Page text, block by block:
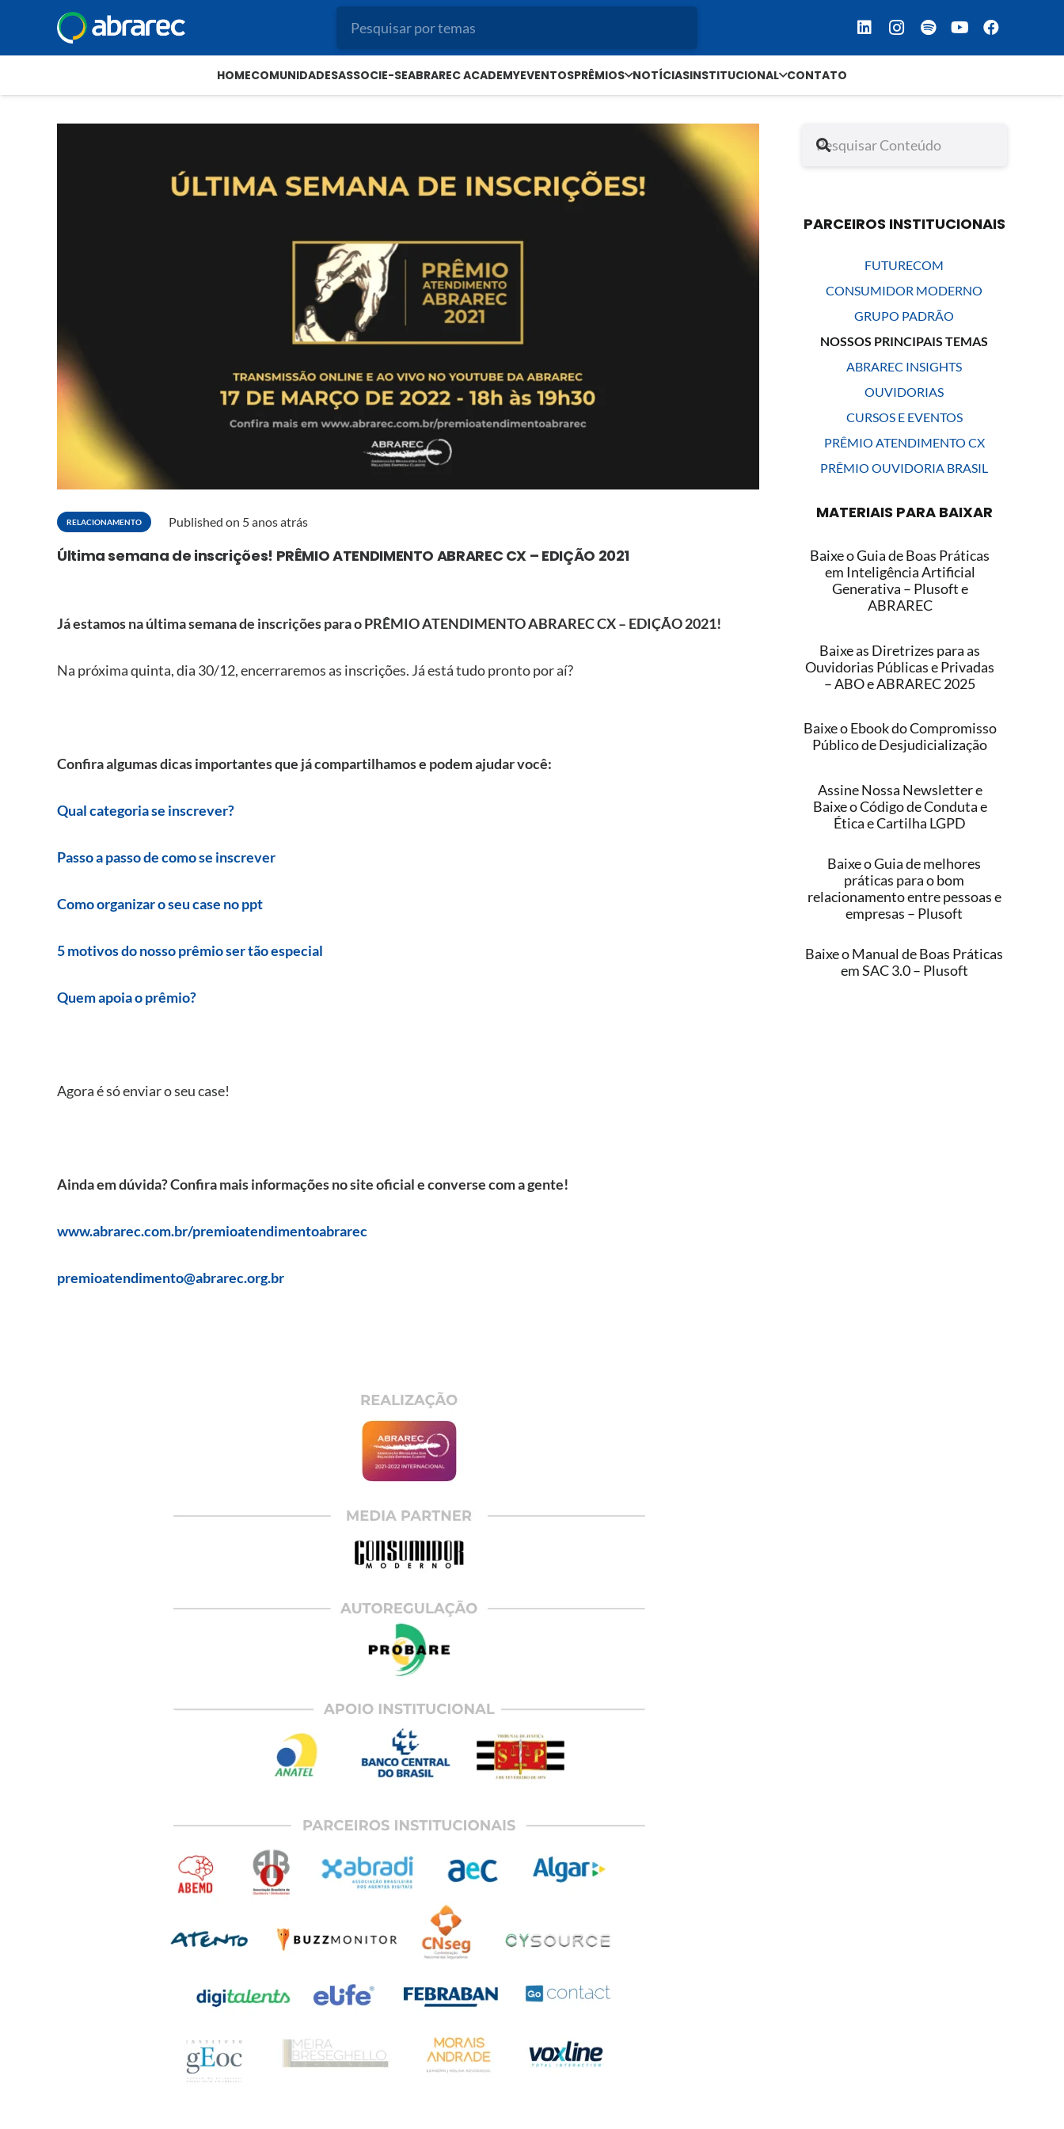
HOMECOMUNIDADESASSOCIE-SEABRAREC ACADEMYEVENTOSPRÊMIOS NOTÍCIASINSTITUCIONAL CONTATO
RELACIONAMENTO Published on 5 anos atrás
Última semana de inscrições! PRÊMIO ATENDIMENTO ABRAREC CX – EDIÇÃO 2021
Já estamos na última semana de inscrições para o PRÊMIO ATENDIMENTO ABRAREC CX – EDIÇÃO 2021!
Na próxima quinta, dia 30/12, encerraremos as inscrições. Já está tudo pronto por aí?
Confira algumas dicas importantes que já compartilhamos e podem ajudar você:
Qual categoria se inscrever?
Passo a passo de como se inscrever
Como organizar o seu case no ppt
5 motivos do nosso prêmio ser tão especial
Quem apoia o prêmio?
Agora é só enviar o seu case!
Ainda em dúvida? Confira mais informações no site oficial e converse com a gente!
www.abrarec.com.br/premioatendimentoabrarec
premioatendimento@abrarec.org.br
PARCEIROS INSTITUCIONAIS
FUTURECOM
CONSUMIDOR MODERNO
GRUPO PADRÃO
NOSSOS PRINCIPAIS TEMAS
ABRAREC INSIGHTS
OUVIDORIAS
CURSOS E EVENTOS
PRÊMIO ATENDIMENTO CX
PRÊMIO OUVIDORIA BRASIL
MATERIAIS PARA BAIXAR
Baixe o Guia de Boas Práticas
em Inteligência Artificial
Generativa – Plusoft e
ABRAREC
Baixe as Diretrizes para as
Ouvidorias Públicas e Privadas
– ABO e ABRAREC 2025
Baixe o Ebook do Compromisso
Público de Desjudicialização
Assine Nossa Newsletter e
Baixe o Código de Conduta e
Ética e Cartilha LGPD
Baixe o Guia de melhores
práticas para o bom
relacionamento entre pessoas e
empresas – Plusoft
Baixe o Manual de Boas Práticas
em SAC 3.0 – Plusoft